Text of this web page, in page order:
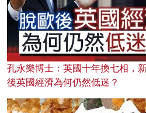
孔永樂博士：英國十年換七相，
後英國經濟為何仍然低迷？